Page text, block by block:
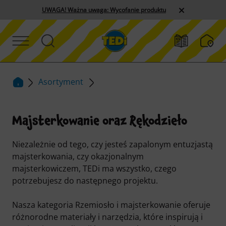
UWAGA! Ważna uwaga: Wycofanie produktu
Asortyment
Majsterkowanie oraz Rękodzieło
Niezależnie od tego, czy jesteś zapalonym entuzjastą
majsterkowania, czy okazjonalnym
majsterkowiczem, TEDi ma wszystko, czego
potrzebujesz do następnego projektu.
Nasza kategoria Rzemiosło i majsterkowanie oferuje
różnorodne materiały i narzędzia, które inspirują i